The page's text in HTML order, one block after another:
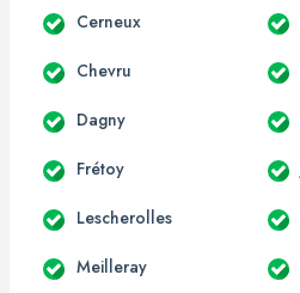
Cerneux
Chevru
Dagny
Frétoy
Lescherolles
Meilleray